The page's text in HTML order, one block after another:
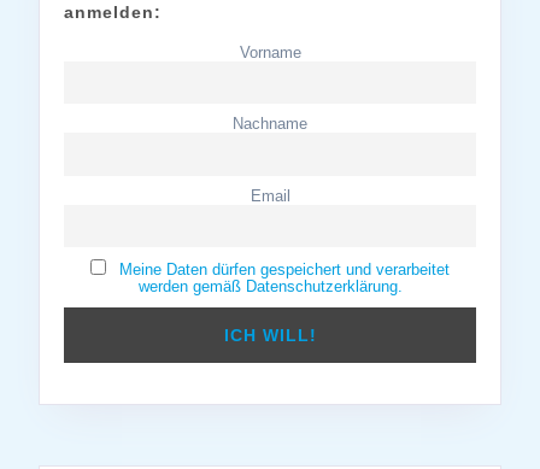
anmelden:
Vorname
Nachname
Email
Meine Daten dürfen gespeichert und verarbeitet
werden gemäß Datenschutzerklärung.